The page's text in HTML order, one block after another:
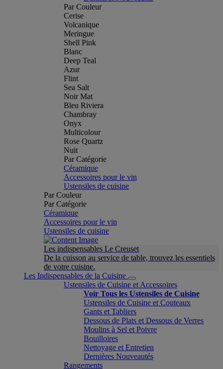
Par Couleur
Cerise
Volcanique
Meringue
Shell Pink
Blanc
Deep Teal
Azur
Flint
Sea Salt
Noir Mat
Bleu Riviera
Chambray
Onyx
Multicolour
Rose Quartz
Nuit
Par Catégorie
Céramique
Accessoires pour le vin
Ustensiles de cuisine
Par Couleur
Par Catégorie
Céramique
Accessoires pour le vin
Ustensiles de cuisine
Les indispensables Le Creuset
De la cuisson au service de table, trouvez les essentiels
de votre cuisine.
Les Indispensables de la Cuisine
Ustensiles de Cuisine et Accessoires
Voir Tous les Ustensiles de Cuisine
Ustensiles de Cuisine et Couteaux
Gants et Tabliers
Dessous de Plats et Dessous de Verres
Moulins à Sel et Poivre
Bouilloires
Nettoyage et Entretien
Dernières Nouveautés
Rangements